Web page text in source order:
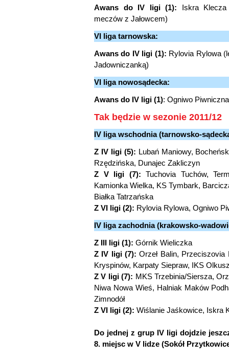
Awans do IV ligi (1): Iskra Klecza
meczów z Jałowcem)
VI liga tarnowska:
Awans do IV ligi (1): Rylovia Rylowa
Jadowniczanką)
VI liga nowosądecka:
Awans do IV ligi (1): Ogniwo
Tak będzie w sezonie 2011/12
IV liga wschodnia (tarnowsko-
Z IV ligi (5): Lubań Maniowy,
Rzędzińska, Dunajec Zakliczyn
Z V ligi (7): Tuchovia Tuchów,
Kamionka Wielka, KS Tymbark,
Białka Tatrzańska
Z VI ligi (2): Rylovia Rylowa, Ogniwo
IV liga zachodnia (krakowsko-
Z III ligi (1): Górnik Wieliczka
Z IV ligi (7):Orzeł Balin,
Kryspinów, Karpaty Siepraw, IKS
Z V ligi (7): MKS Trzebinia/Siersza,
Niwa Nowa Wieś, Halniak Maków
Zimnodół
Z VI ligi (2): Wiślanie Jaśkowice, Iskra
Do jednej z grup IV ligi dojdzie
8. miejsc w V lidze (Sokół